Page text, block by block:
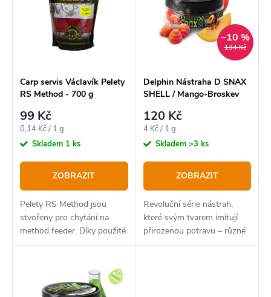
o
d
u
k
t
ů
Abecedně
r
o
d
u
k
t
ů
Carp servis Václavík Pelety
RS Method - 700 g
99 Kč
Měrná
cena:
0,14 Kč / 1 g
Skladem 1 ks
ZOBRAZIT
Pelety RS Method jsou
stvořeny pro chytání na
method feeder. Díky použité
technologii výroby je lze
nalisování do krmítek, kde
dobře drží a ve...
134 Kč
–10 %
Delphin Nástraha D SNAX
SHELL / Mango-Broskev
120 Kč
Měrná
cena:
4 Kč / 1 g
Skladem >3 ks
ZOBRAZIT
Revoluční série nástrah,
které svým tvarem imitují
přirozenou potravu – různé
druhy plžů, což je činí